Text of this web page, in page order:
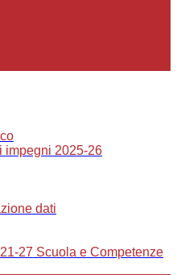
impegni 2025-26
dati
27 Scuola e Competenze